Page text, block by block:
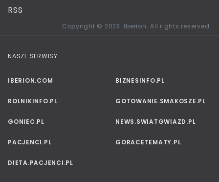
RSS
Copyright © 2023. Iberion. All rights reserved.
NASZE SERWISY:
IBERION.COM BIZNESINFO.PL
ROLNIKINFO.PL GOTOWANIE.SMAKOSZE.PL
GONIEC.PL NEWS.SWIATGWIAZD.PL
PACJENCI.PL GORACETEMATY.PL
DIETA.PACJENCI.PL